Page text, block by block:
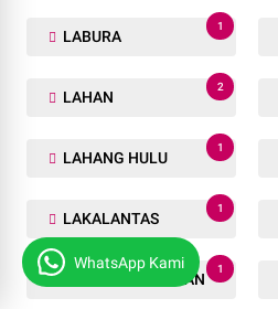
LABURA
1
LAHAN
2
LAHANG HULU
1
LAKALANTAS
1
LAMPUNG SELATAN
1
WhatsApp Kami